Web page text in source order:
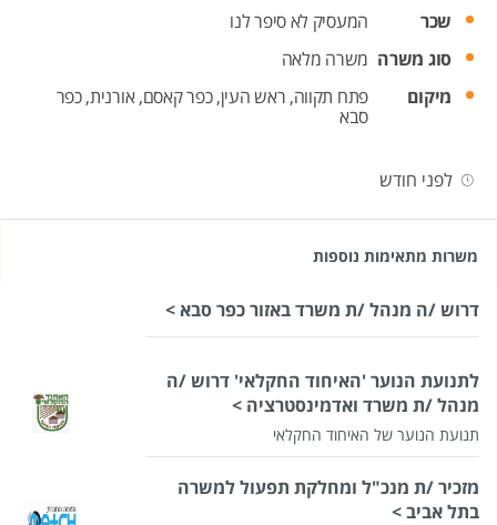
שכר
המעסיק לא סיפר לנו
סוג משרה משרה מלאה
מיקום
פתח תקווה, ראש העין,כפר קאסם,אורנית,כפר
סבא
לפני חודש
משרות מתאימות נוספות
דרוש /ה מנהל /ת משרד באזור כפר סבא >
לתנועת הנוער 'האיחוד החקלאי' דרוש /ה
מנהל /ת משרד ואדמינסטרציה >
תנועת הנוער של האיחוד החקלאי
מזכיר /ת מנכ"ל ומחלקת תפעול למשרה
בתל אביב >